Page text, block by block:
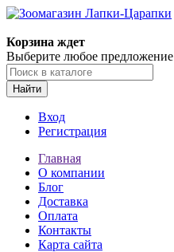
Корзина ждет
Выберите любое предложение
Найти
Вход
Регистрация
Главная
О компании
Блог
Доставка
Оплата
Контакты
Карта сайта